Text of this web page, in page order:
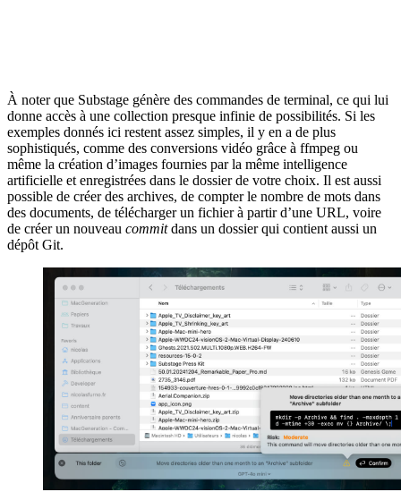
À noter que Substage génère des commandes de terminal, ce qui lui
donne accès à une collection presque infinie de possibilités. Si les
exemples donnés ici restent assez simples, il y en a de plus
sophistiqués, comme des conversions vidéo grâce à ffmpeg ou
même la création d’images fournies par la même intelligence
artificielle et enregistrées dans le dossier de votre choix. Il est aussi
possible de créer des archives, de compter le nombre de mots dans
des documents, de télécharger un fichier à partir d’une URL, voire
de créer un nouveau commitdans un dossier qui contient aussi un
dépôt Git.